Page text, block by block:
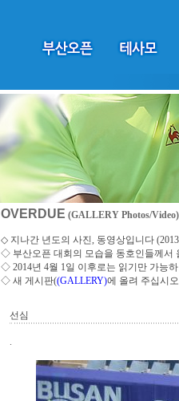
OVERDUE (GALLERY Photos/Video)
◇ 지나간 년도의 사진, 동영상입니다
◇ 부산오픈 대회의 모습을 동호인들께서
◇ 2014년 4월 1일 이후로는 읽기만 가능
◇ 새 게시판((GALLERY)에 올려 주십시오
선심
.